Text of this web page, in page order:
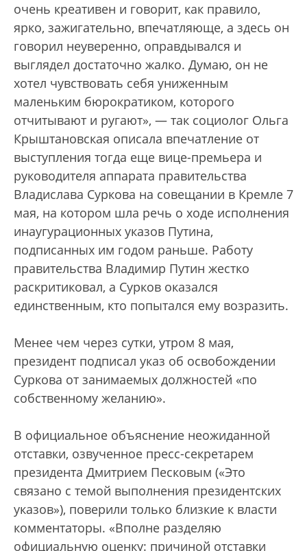
очень креативен и говорит, как правило,
ярко, зажигательно, впечатляюще, а здесь он
говорил неуверенно, оправдывался и
выглядел достаточно жалко. Думаю, он не
хотел чувствовать себя униженным
маленьким бюрократиком, которого
отчитывают и ругают», — так социолог Ольга
Крыштановская описала впечатление от
выступления тогда еще вице-премьера и
руководителя аппарата правительства
Владислава Суркова на совещании в Кремле 7
мая, на котором шла речь о ходе исполнения
инаугурационных указов Путина,
подписанных им годом раньше. Работу
правительства Владимир Путин жестко
раскритиковал, а Сурков оказался
единственным, кто попытался ему возразить.
Менее чем через сутки, утром 8 мая,
президент подписал указ об освобождении
Суркова от занимаемых должностей «по
собственному желанию».
В официальное объяснение неожиданной
отставки, озвученное пресс-секретарем
президента Дмитрием Песковым («Это
связано с темой выполнения президентских
указов»), поверили только близкие к власти
комментаторы. «Вполне разделяю
официальную оценку: причиной отставки